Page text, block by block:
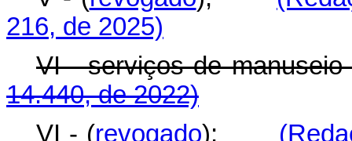
216, de 2025)
VI - serviços de
14.440, de 2022)
VI - (revogado);